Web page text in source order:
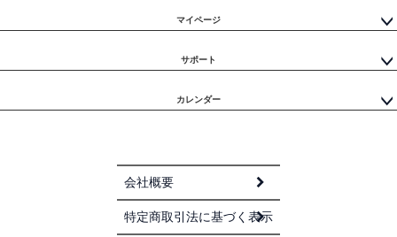
マイページ
サポート
カレンダー
会社概要
特定商取引法に基づく表示